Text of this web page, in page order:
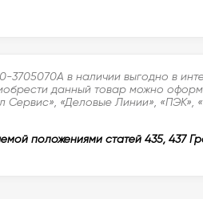
3705070A в наличии выгодно в
данный товар можно
«Деловые Линии», «ПЭК»,